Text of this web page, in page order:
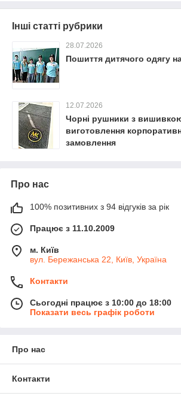
Інші статті рубрики
28.07.2026
Пошиття дитячого одягу
12.07.2026
Чорні рушники з
виготовлення
замовлення
Про нас
100% позитивних з 94 відгуків за рік
Працює з 11.10.2009
м. Київ
вул. Бережанська 22, Київ, Україна
Контакти
Сьогодні працює з 10:00 до 18:00
Показати весь графік роботи
Про нас
Контакти